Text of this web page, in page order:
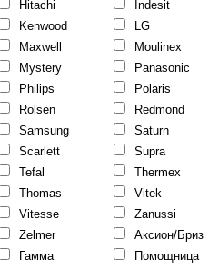
Hitachi
Indesit
Kenwood
LG
Maxwell
Moulinex
Mystery
Panasonic
Philips
Polaris
Rolsen
Redmond
Samsung
Saturn
Scarlett
Supra
Tefal
Thermex
Thomas
Vitek
Vitesse
Zanussi
Zelmer
Аксион/Бриз
Гамма
Помощница